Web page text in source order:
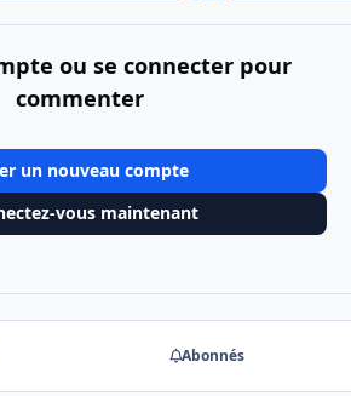
ou se connecter pour
commenter
un nouveau compte
vous maintenant
Abonnés